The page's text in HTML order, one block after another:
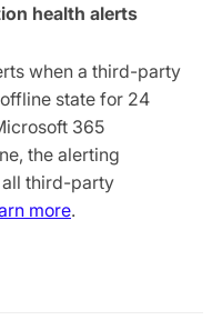
health alerts
when a third-party
state for 24
365
the alerting
third-party
more.